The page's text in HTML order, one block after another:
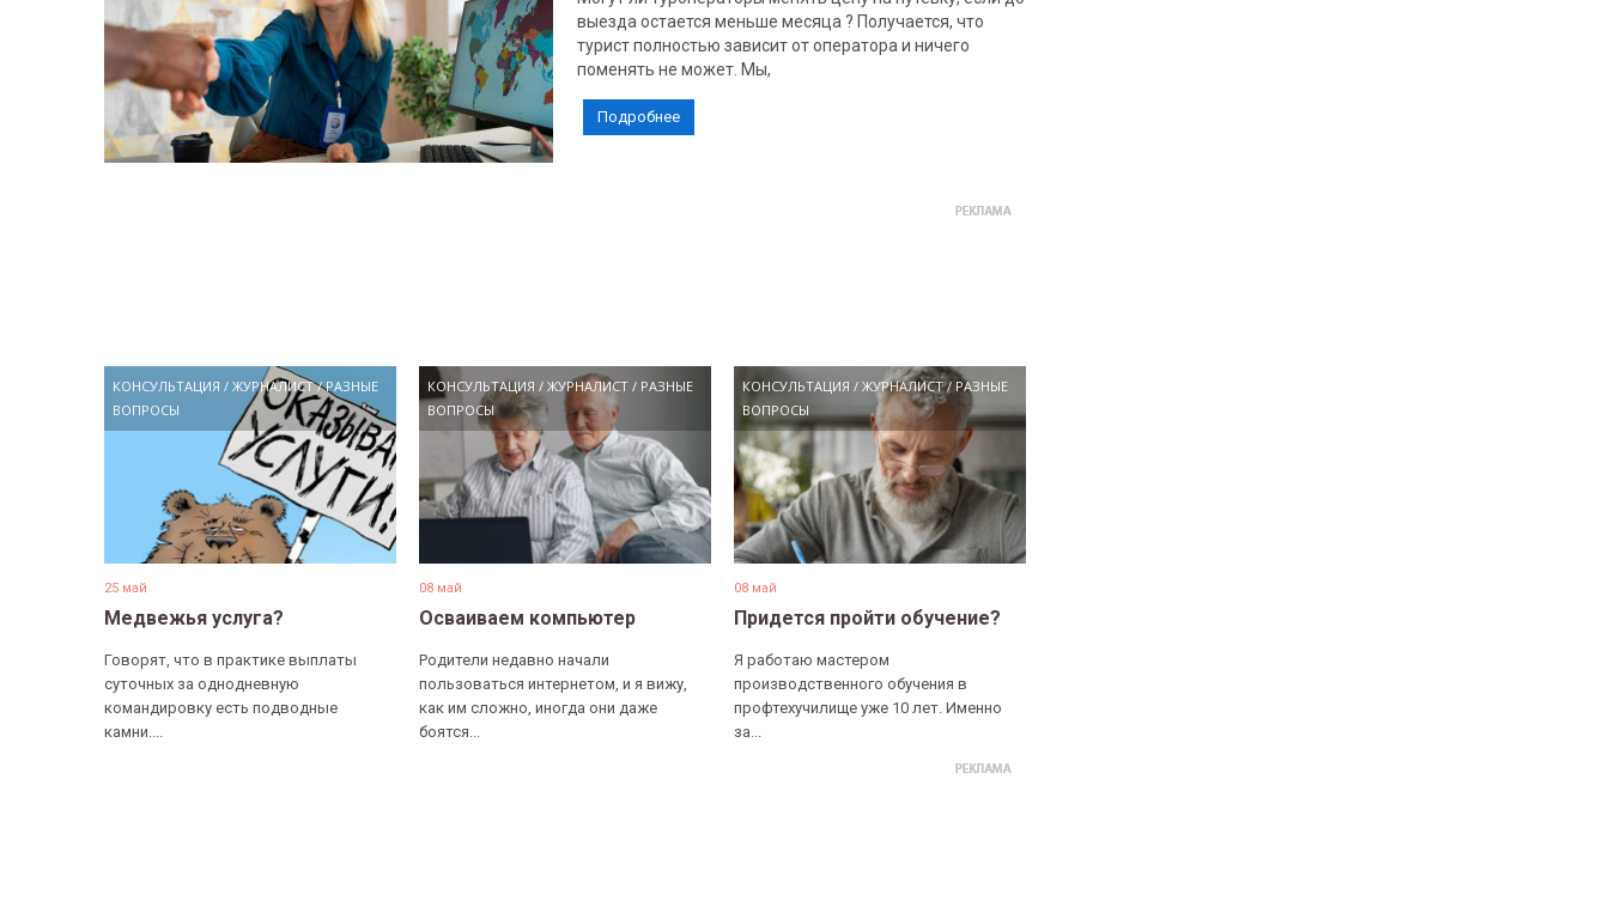
выезда остается меньше месяца ? Получается, что
турист полностью зависит от оператора и ничего
поменять не может. Мы,
Подробнее
КОНСУЛЬТАЦИЯ / ЖУРНАЛИСТ/РАЗНЫЕ
ВОПРОСЫ
25 май
Медвежья услуга?
Говорят, что в практике выплаты
суточных за однодневную
командировку есть подводные
камни....
КОНСУЛЬТАЦИЯ /ЖУРНАЛИСТ / РАЗНЫЕ
ВОПРОСЫ
08 май
Осваиваем компьютер
Родители недавно начали
пользоваться интернетом, и я вижу,
как им сложно, иногда они даже
боятся...
КОНСУЛЬТАЦИЯ /ЖУРНАЛИСТ/ РАЗНЫЕ
ВОПРОСЫ
08 май
Придется пройти обучение?
Я работаю мастером
производственного обучения в
профтехучилище уже 10 лет. Именно
за...